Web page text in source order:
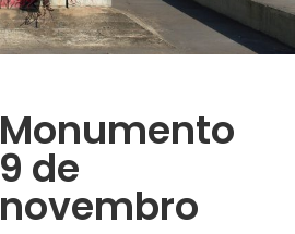
Monumento
9 de
novembro